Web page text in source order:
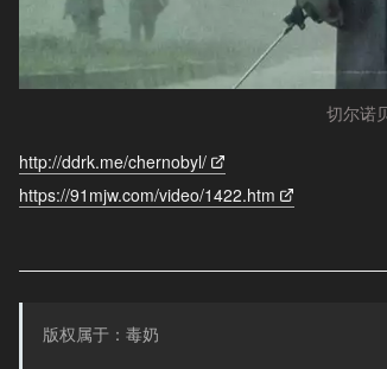
切尔诺
http://ddrk.me/chernobyl/
https://91mjw.com/video/1422.htm
版权属于：毒奶